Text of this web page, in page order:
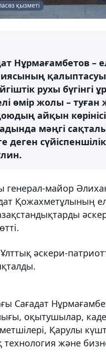
қызметі
Нұрмағамбетов –
рухы
өмір жолы –
айқын
мәңгі
генерал-майор
Қожахметұлының
Ұлттық әскери-
Сағадат
оқытушылар,
Қарулы
және